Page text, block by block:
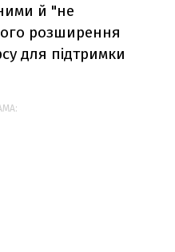
й "не
розширення
для підтримки